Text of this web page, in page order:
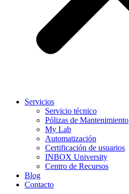
Servicios
Servicio técnico
Pólizas de Mantenimiento
My Lab
Automatización
Certificación de usuarios
INBOX University
Centro de Recursos
Blog
Contacto